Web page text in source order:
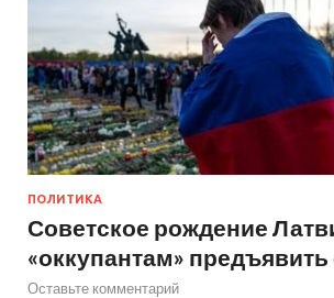
ПОЛИТИКА
Советское рождение
«оккупантам» предъявить
Оставьте комментарий